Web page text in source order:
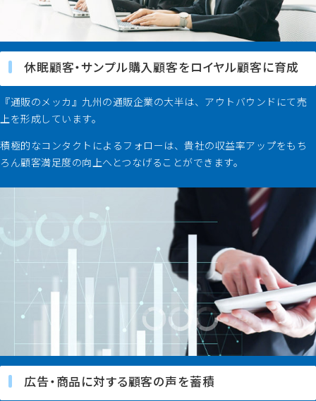
休眠顧客・サンプル購入顧客をロイヤル顧客に育成
『通販のメッカ』九州の通販企業の大半は、アウトバウンドにて売
上を形成しています。
積極的なコンタクトによるフォローは、貴社の収益率アップをもち
ろん顧客満足度の向上へとつなげることができます。
広告・商品に対する顧客の声を蓄積